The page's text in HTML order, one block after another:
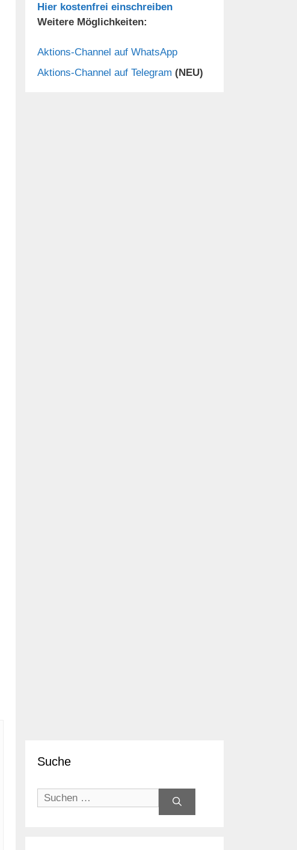
Hier kostenfrei einschreiben
Weitere Möglichkeiten:
Aktions-Channel auf WhatsApp
Aktions-Channel auf Telegram (NEU)
Suche
Suchen
nach: